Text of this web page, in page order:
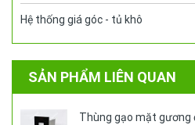
Hệ thống giá góc - tủ khô
SẢN PHẨM LIÊN QUAN
Thùng gạo mặt gương